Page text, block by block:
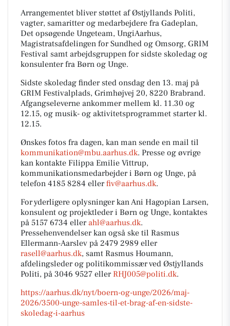
Arrangementet bliver støttet af Østjyllands Politi,
vagter, samaritter og medarbejdere fra Gadeplan,
Det opsøgende Ungeteam, UngiAarhus,
Magistratsafdelingen for Sundhed og Omsorg, GRIM
Festival samt arbejdsgruppen for sidste skoledag og
konsulenter fra Børn og Unge.
Sidste skoledag finder sted onsdag den 13. maj på
GRIM Festivalplads, Grimhøjvej 20, 8220 Brabrand.
Afgangseleverne ankommer mellem kl. 11.30 og
12.15, og musik- og aktivitetsprogrammet starter kl.
12.15.
Ønskes fotos fra dagen, kan man sende en mail til
kommunikation@mbu.aarhus.dk. Presse og øvrige
kan kontakte Filippa Emilie Vittrup,
kommunikationsmedarbejder i Børn og Unge, på
telefon 4185 8284 ellerfiv@aarhus.dk.
For yderligere oplysninger kan Ani Hagopian Larsen,
konsulent og projektleder i Børn og Unge, kontaktes
på 5157 6734 ellerahl@aarhus.dk.
Pressehenvendelser kan også ske til Rasmus
Ellermann-Aarslev på 2479 2989 eller
rasell@aarhus.dk, samt Rasmus Houmann,
afdelingsleder og politikommissær ved Østjyllands
Politi, på 3046 9527 eller RHJ005@politi.dk.
https://aarhus.dk/nyt/boern-og-unge/2026/maj-
2026/3500-unge-samles-til-et-brag-af-en-sidste-
skoledag-i-aarhus